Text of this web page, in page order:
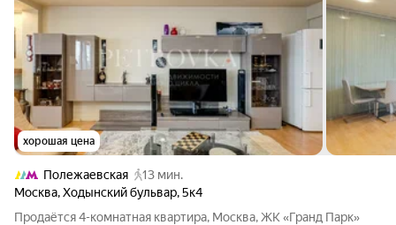
хорошая цена
Полежаевская
13 мин.
Москва,Ходынский бульвар,5к4
Продаётся 4-комнатная квартира, Москва, ЖК «Гранд Парк»